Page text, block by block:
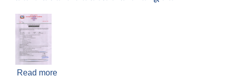
Read more